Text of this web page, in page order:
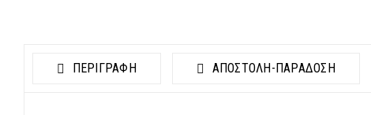
ΠΕΡΙΓΡΑΦΗ ΑΠΟΣΤΟΛΉ-ΠΑΡΆΔΟΣΗ